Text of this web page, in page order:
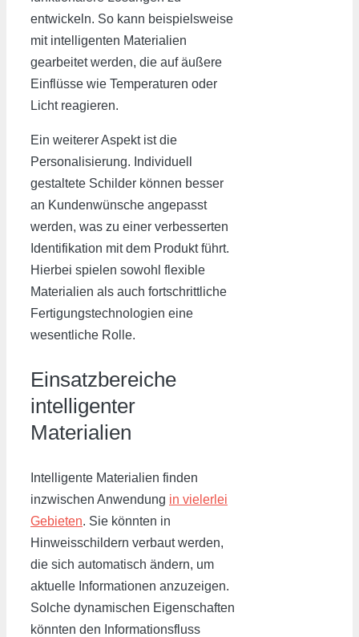
entwickeln. So kann beispielsweise
mit intelligenten Materialien
gearbeitet werden, die auf äußere
Einflüsse wie Temperaturen oder
Licht reagieren.
Ein weiterer Aspekt ist die
Personalisierung. Individuell
gestaltete Schilder können besser
an Kundenwünsche angepasst
werden, was zu einer verbesserten
Identifikation mit dem Produkt führt.
Hierbei spielen sowohl flexible
Materialien als auch fortschrittliche
Fertigungstechnologien eine
wesentliche Rolle.
Einsatzbereiche
intelligenter
Materialien
Intelligente Materialien finden
inzwischen Anwendung in vielerlei
Gebieten. Sie könnten in
Hinweisschildern verbaut werden,
die sich automatisch ändern, um
aktuelle Informationen anzuzeigen.
Solche dynamischen Eigenschaften
könnten den Informationsfluss